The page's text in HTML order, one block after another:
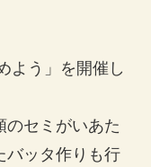
よう」を開催し
のセミがいあた
バッタ作りも行